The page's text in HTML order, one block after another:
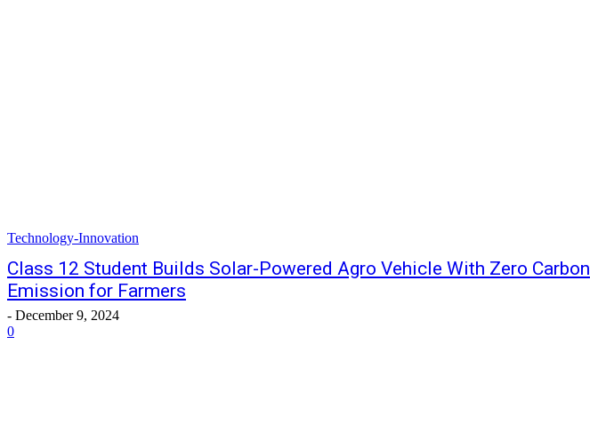
Technology-Innovation
Class 12 Student Builds Solar-Powered Agro Vehicle With Zero Carbon
Emission for Farmers
- December 9, 2024
0